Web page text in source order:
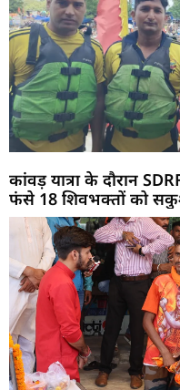
कांवड़ यात्रा के दौरान
फंसे 18 शिवभक्तों को